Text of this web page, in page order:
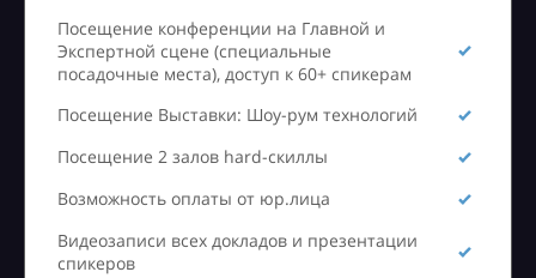
Посещение конференции на Главной и
Экспертной сцене (специальные
посадочные места), доступ к 60+ спикерам
Посещение Выставки: Шоу-рум технологий
Посещение 2 залов hard-скиллы
Возможность оплаты от юр.лица
Видеозаписи всех докладов и презентации
спикеров